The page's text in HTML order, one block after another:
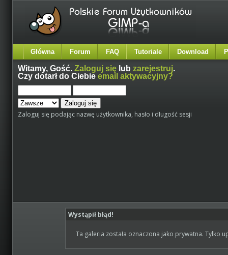
Główna Forum FAQ Tutoriale Download
Witamy, Gość. Zaloguj się lub zarejestruj.
Czy dotarł do Ciebie email aktywacyjny?
Zaloguj się podając nazwę użytkownika, hasło i długość sesji
Wystąpił błąd!
Ta galeria została oznaczona jako prywatna. Tylko